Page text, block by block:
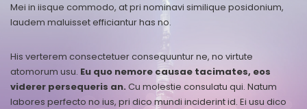
Mei in iisque commodo, at pri nominavi similique posidonium,
laudem maluisset efficiantur has no.
His verterem consectetuer consequuntur ne, no virtute
atomorum usu. Eu quo nemore causae tacimates, eos
viderer persequeris an. Cu molestie consulatu qui. Natum
labores perfecto no ius, pri dico mundi inciderint id. Ei usu dico